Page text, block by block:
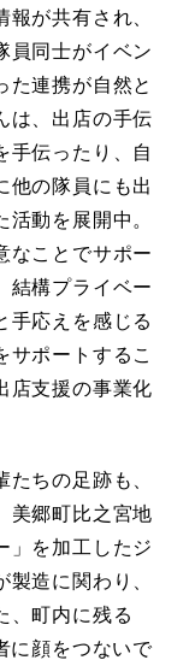
が共有され、
員同士がイベン
た連携が自然と
は、出店の手伝
手伝ったり、自
他の隊員にも出
動を展開中。
なことでサポー
結構プライベー
手応えを感じる
サポートするこ
店支援の事業化
ちの足跡も、
美郷町比之宮地
」を加工したジ
造に関わり、
、町内に残る
に顔をつないで